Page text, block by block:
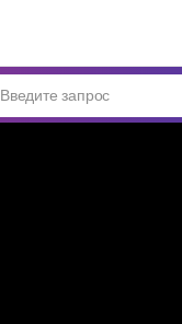
Введите запрос